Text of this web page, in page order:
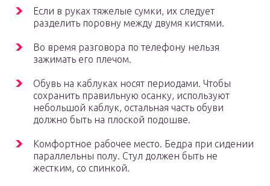
Если в руках тяжелые сумки, их следует
разделить поровну между двумя кистями.
Во время разговора по телефону нельзя
зажимать его плечом.
Обувь на каблуках носят периодами. Чтобы
сохранить правильную осанку, используют
небольшой каблук, остальная часть обуви
должно быть на плоской подошве.
Комфортное рабочее место. Бедра при сидении
параллельны полу. Стул должен быть не
жестким, со спинкой.